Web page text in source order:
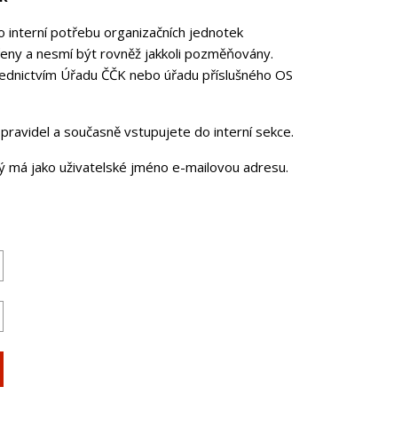
interní potřebu organizačních jednotek
a nesmí být rovněž jakkoli pozměňovány.
Úřadu ČČK nebo úřadu příslušného OS
a současně vstupujete do interní sekce.
má jako uživatelské jméno e-mailovou adresu.